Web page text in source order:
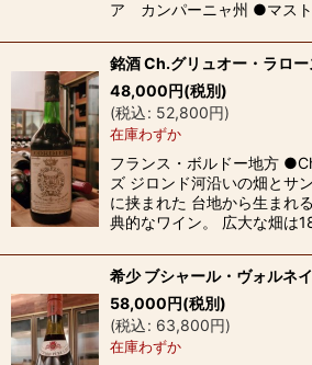
ア カンパーニャ州 ●マス
銘酒 Ch.グリュオー・ラロ
48,000円(税別)
(税込: 52,800円)
在庫わずか
フランス・ボルドー地方
ズ ジロンド河沿いの畑とサ
に挟まれた 台地から生まれ
典的なワイン。 広大な畑は
希少 ブシャール・ヴォルネ
58,000円(税別)
(税込: 63,800円)
在庫わずか